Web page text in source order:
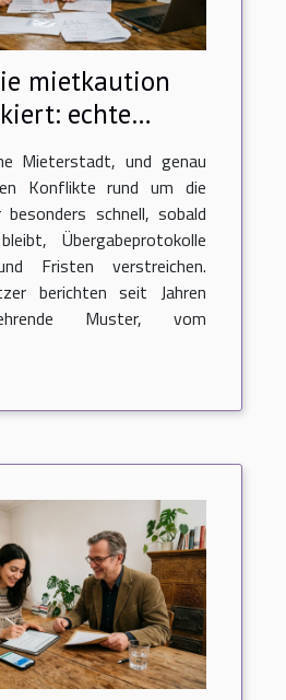
mietkaution
echte
von
in hamburg
Mieterstadt, und genau
Konflikte rund um die
schnell, sobald
Übergabeprotokolle
Fristen verstreichen.
berichten seit Jahren
Muster, vom